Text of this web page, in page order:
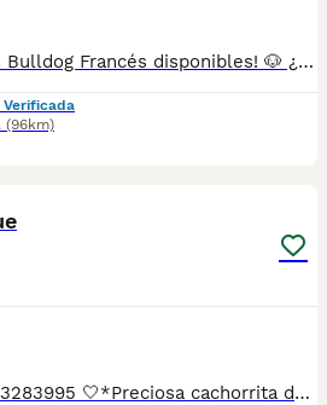
🐶 ¡Preciosos cachorros Bulldog Francés disponibles! 🐶 ¿Buscas un cachorro Bulldog Francés sano, cariñoso y criado con mucho amor? Somos un criadero familiar y nuestros pequeños crecen en un entorno lleno de cuidados y atención para garantizar su bienestar desde el primer día. ✨ Disponemos de hembras y machos. Puedes venir a conocer a los cachorros en persona o, si lo prefieres, realizar una videollamada para verlos y resolver todas tus dudas con total confianza. Todos nuestros cachorros se entregan con: ✔️ Vacunas correspondientes a su edad. ✔️ Desparasitación interna y externa. ✔️ Cartilla sanitaria. ✔️ Revisión veterinaria. ✔️ Pasaporte. ✔️ Microchip. ✔️ Contrato con garantías. 🚚 Realizamos entregas en toda la Península, incluyendo: 📍 Galicia: A Coruña, Lugo, Ourense y Pontevedra. 📍 Cantabria: Santander y resto de la comunidad. 📍 País Vasco: Bilbao, San Sebastián y Vitoria-Gasteiz. 📍 Cataluña: Barcelona, Tarragona, Girona y Lleida. 📍 Aragón: Zaragoza y Huesca. 📍 Comunidad Valenciana: Valencia, Alicante y Castellón. 📍 Castilla-La Mancha: Toledo, Ciudad Real, Albacete, Cuenca y Guadalajara. 📍 Castilla y León: Valladolid, Burgos, León, Salamanca, Ávila, Segovia, Soria, Palencia y Zamora. 📍 Región de Murcia: Murcia y Cartagena. 📍 Andalucía: Sevilla, Málaga, Córdoba, Granada, Cádiz, Jaén, Almería y Huelva. 📸 Te enviaremos fotos y vídeos actualizados para que conozcas a tu cachorro antes de su llegada. 💬 Estaremos encantados de responder cualquier consulta y ayudarte a encontrar el compañero perfecto para tu familia. 📞 Teléfono y WhatsApp: 663 736 099 👩 Pregunta por Carla. 🕘 Atendemos de lunes a domingo. ❤️ Tu nuevo mejor amigo te está esperando. ¡Contáctanos sin compromiso!
(96km)
📲Laura 677983742 - 613283995 🤍*Preciosa cachorrita de Bulldog francés de color blue *🤍 ¿Buscas un nuevo compañero para tu hogar? ❤️ Tenemos preciosos cachorros listos para encontrar una familia responsable. ✅ Vacunados ✅ Desparasitados ✅ Cartilla sanitaria ✅ Garantías incluidas ✅ Máxima atención y cuidado Se hacen envíos a toda España: Andalucía: Almería, Cádiz, Córdoba, Granada, Huelva, Jaén, Málaga, Sevilla.Aragón: Huesca, Teruel, Zaragoza.Asturias: Oviedo.Baleares: Palma.Canarias: Las Palmas de Gran Canaria, Santa Cruz de Tenerife.Cantabria: Santander.Castilla-La Mancha: Albacete, Ciudad Real, Cuenca, Guadalajara, Toledo.Castilla y León: Ávila, Burgos, León, Palencia, Salamanca, Segovia, Soria, Valladolid, Zamora.Cataluña: Barcelona, Gerona (Girona), Lérida (Lleida), Tarragona.Comunidad Valenciana: Alicante, Castellón de la Plana, Valencia.Extremadura: Badajoz, Cáceres.Galicia: La Coruña (A Coruña), Lugo, Orense (Ourense), Pontevedra.La Rioja: Logroño.Madrid: Madrid.Murcia: Murcia.Navarra: Pamplona.País Vasco: Bilbao (Vizcaya), San Sebastián (Guipúzcoa), Vitoria (Álava). 🐾 Cachorros sanos, sociables y criados con mucho cariño. 📲 ¡Pregunta sin compromiso por disponibilidad, fotos y precios por mensaje privado!